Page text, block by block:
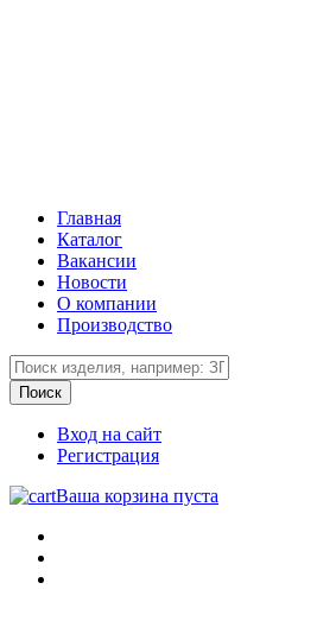
Главная
Каталог
Вакансии
Новости
О компании
Производство
Вход на сайт
Регистрация
Ваша корзина пуста